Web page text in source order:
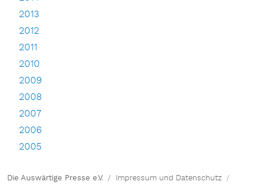
2013
2012
2011
2010
2009
2008
2007
2006
2005
Die Auswärtige Presse e.V. Impressum und Datenschutz